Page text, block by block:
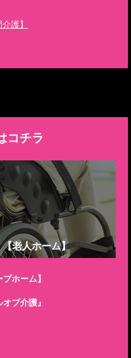
護】
コチラ
老人ホーム】
ホーム】
ブ介護』